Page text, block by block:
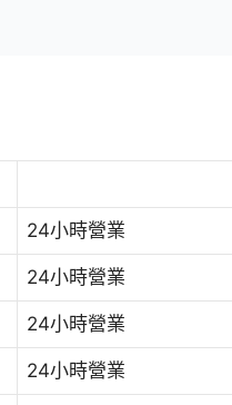
24小時營業
24小時營業
24小時營業
24小時營業